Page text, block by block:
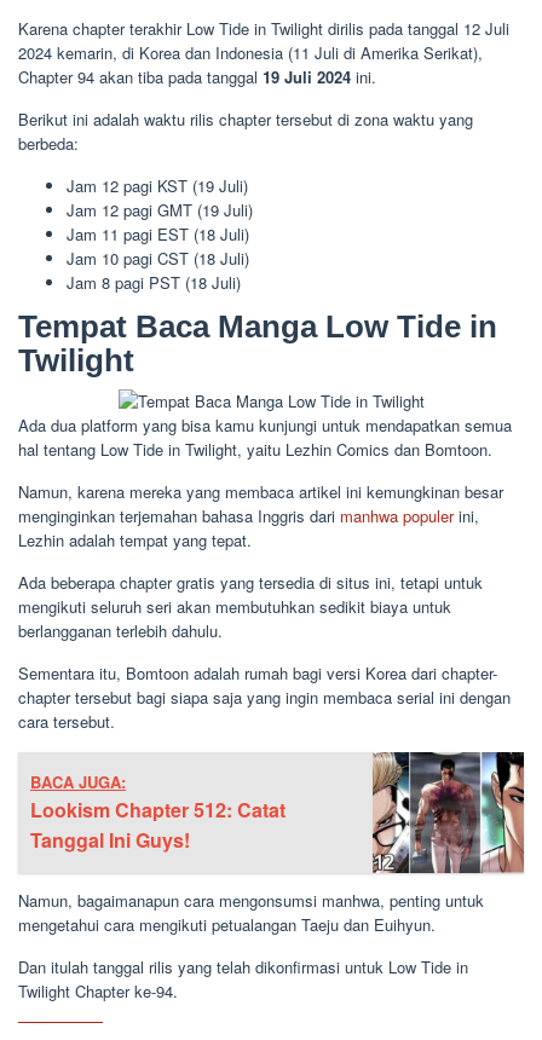
Karena chapter terakhir Low Tide in Twilight dirilis pada tanggal 12 Juli
2024 kemarin, di Korea dan Indonesia (11 Juli di Amerika Serikat),
Chapter 94 akan tiba pada tanggal 19 Juli 2024 ini.
Berikut ini adalah waktu rilis chapter tersebut di zona waktu yang
berbeda:
Jam 12 pagi KST (19 Juli)
Jam 12 pagi GMT (19 Juli)
Jam 11 pagi EST (18 Juli)
Jam 10 pagi CST (18 Juli)
Jam 8 pagi PST (18 Juli)
Tempat Baca Manga Low Tide in
Twilight
Ada dua platform yang bisa kamu kunjungi untuk mendapatkan semua
hal tentang Low Tide in Twilight, yaitu Lezhin Comics dan Bomtoon.
Namun, karena mereka yang membaca artikel ini kemungkinan besar
menginginkan terjemahan bahasa Inggris dari manhwa populerini,
Lezhin adalah tempat yang tepat.
Ada beberapa chapter gratis yang tersedia di situs ini, tetapi untuk
mengikuti seluruh seri akan membutuhkan sedikit biaya untuk
berlangganan terlebih dahulu.
Sementara itu, Bomtoon adalah rumah bagi versi Korea dari chapter-
chapter tersebut bagi siapa saja yang ingin membaca serial ini dengan
cara tersebut.
BACA JUGA:
Lookism Chapter 512: Catat
Tanggal Ini Guys!
Namun, bagaimanapun cara mengonsumsi manhwa, penting untuk
mengetahui cara mengikuti petualangan Taeju dan Euihyun.
Dan itulah tanggal rilis yang telah dikonfirmasi untuk Low Tide in
Twilight Chapter ke-94.